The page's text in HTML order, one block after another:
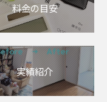
料金の目安
実績紹介